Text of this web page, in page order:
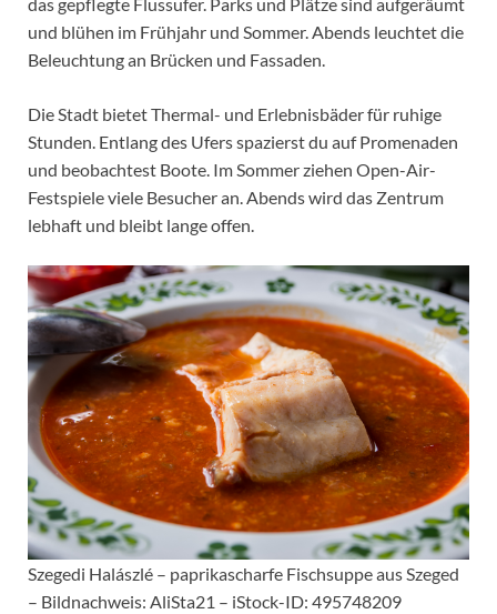
und blühen im Frühjahr und Sommer. Abends leuchtet die
Beleuchtung an Brücken und Fassaden.
Die Stadt bietet Thermal- und Erlebnisbäder für ruhige
Stunden. Entlang des Ufers spazierst du auf Promenaden
und beobachtest Boote. Im Sommer ziehen Open-Air-
Festspiele viele Besucher an. Abends wird das Zentrum
lebhaft und bleibt lange offen.
Szegedi Halászlé – paprikascharfe Fischsuppe aus Szeged
– Bildnachweis: AliSta21 – iStock-ID: 495748209